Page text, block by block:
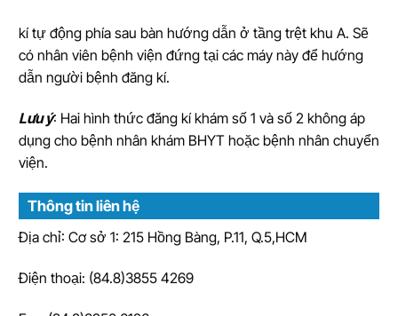
kí tự động phía sau bàn hướng dẫn ở tầng trệt khu A. Sẽ
có nhân viên bệnh viện đứng tại các máy này để hướng
dẫn người bệnh đăng kí.
Lưu ý: Hai hình thức đăng kí khám số 1 và số 2 không áp
dụng cho bệnh nhân khám BHYT hoặc bệnh nhân chuyển
viện.
Thông tin liên hệ
Địa chỉ: Cơ sở 1: 215 Hồng Bàng, P.11, Q.5,HCM
Điện thoại: (84.8)3855 4269